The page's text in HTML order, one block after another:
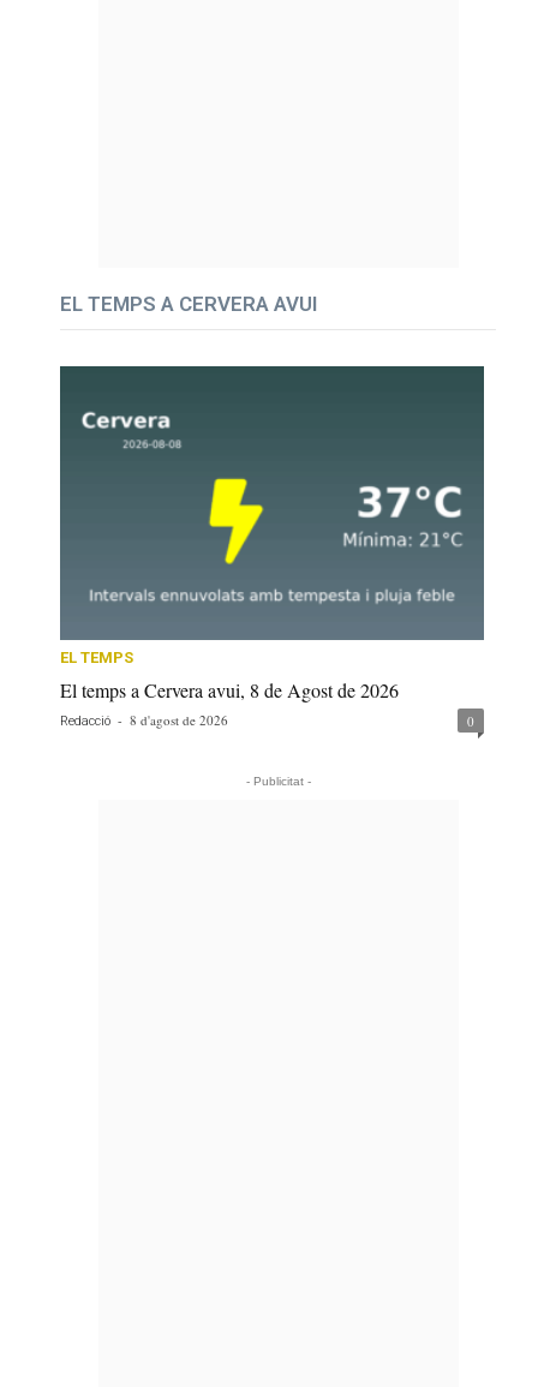
EL TEMPS A CERVERA AVUI
EL TEMPS
El temps a Cervera avui, 8 de Agost de 2026
Redacció - 8 d'agost de 2026 0
- Publicitat -